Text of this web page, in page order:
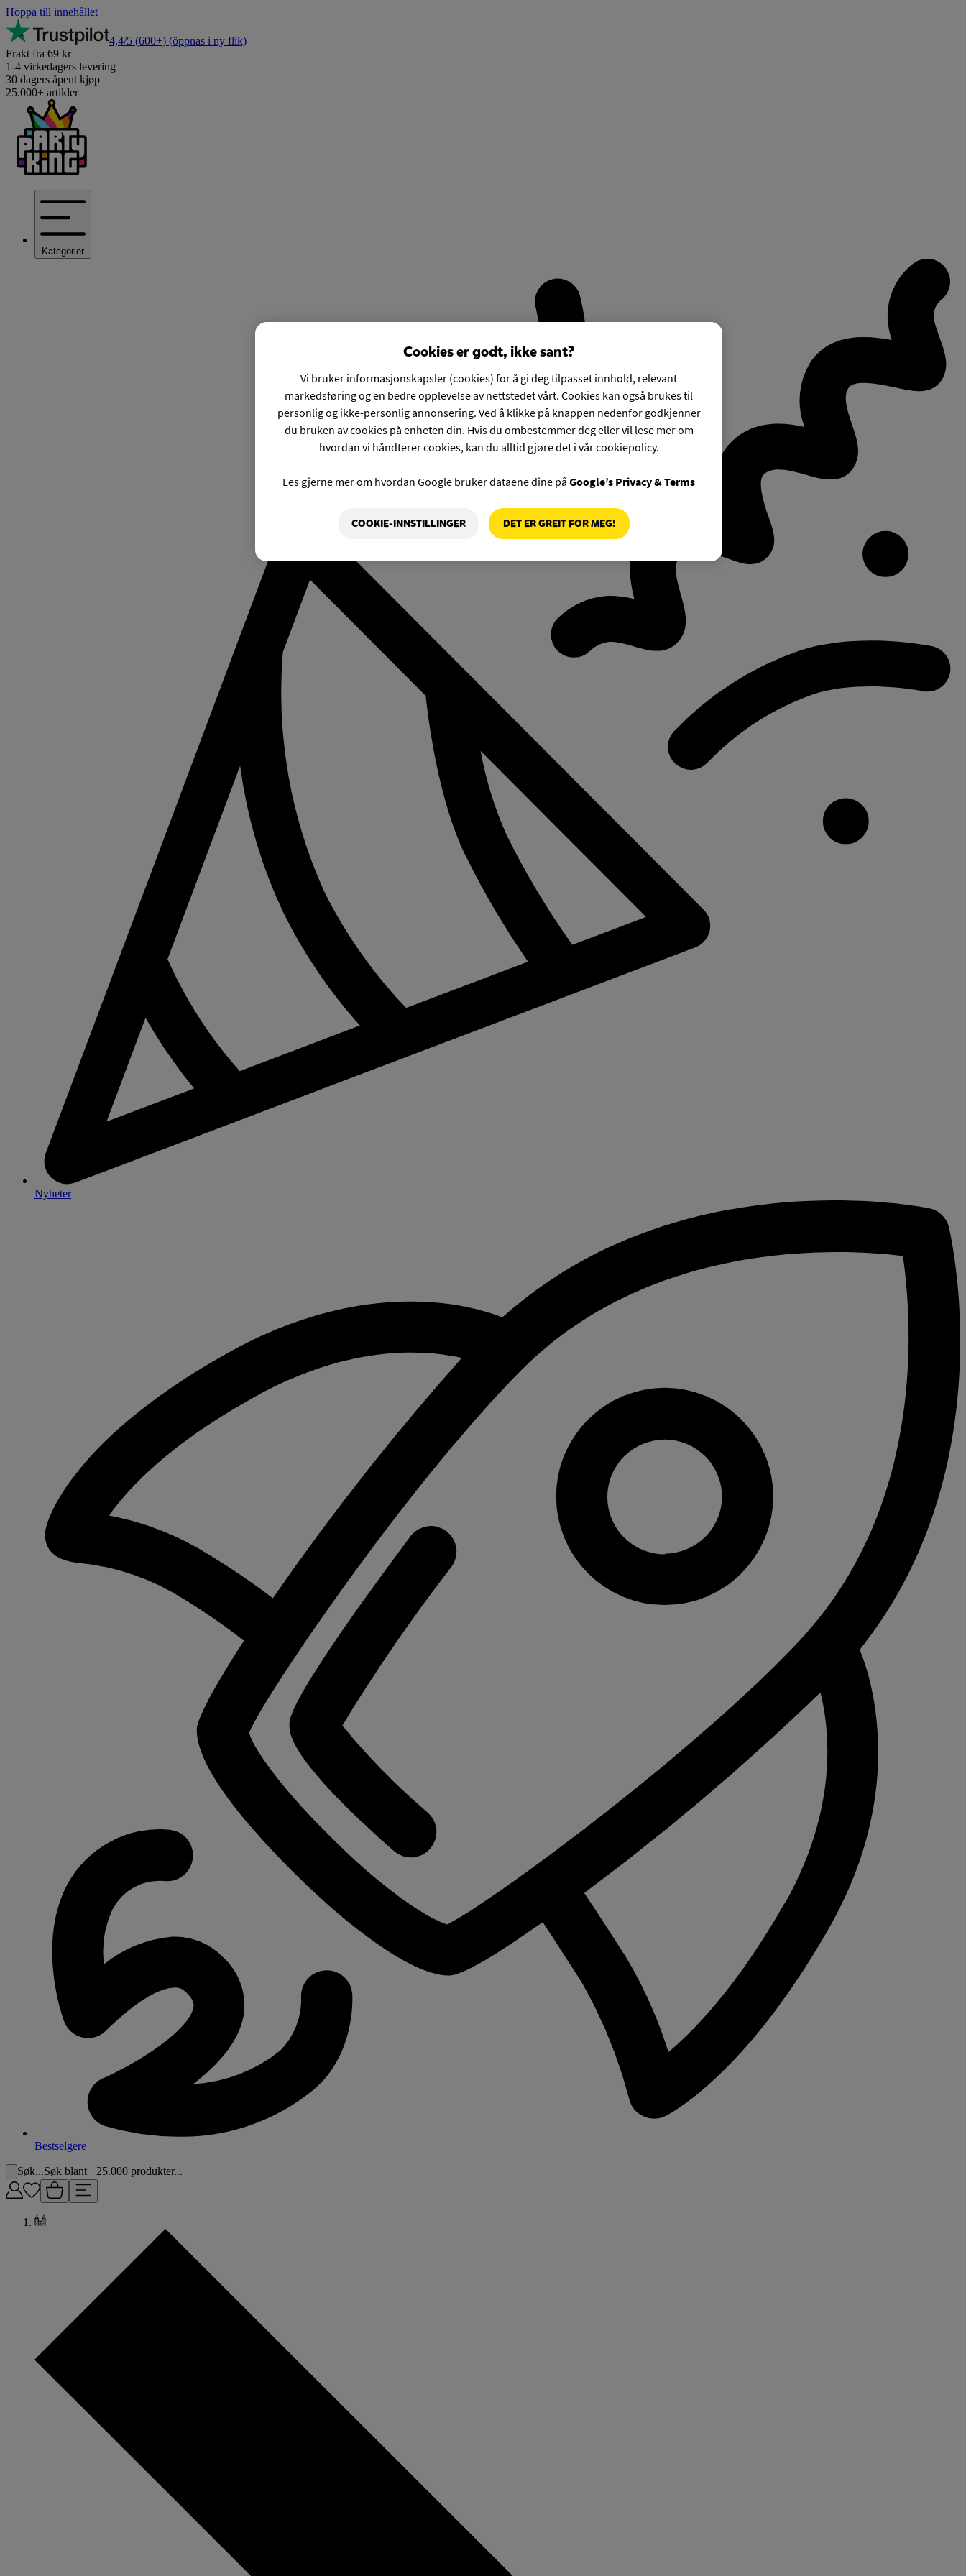
Hoppa till innehållet
4,4/5 (600+) (öppnas i ny flik)
Frakt fra 69 kr
1-4 virkedagers levering
30 dagers åpent kjøp
25.000+ artikler
Kategorier
Nyheter
Bestselgere
Søk...Søk blant +25.000 produkter...
Cookies er godt, ikke sant?
Vi bruker informasjonskapsler (cookies) for å gi deg tilpasset innhold, relevant
markedsføring og en bedre opplevelse av nettstedet vårt. Cookies kan også brukes til
personlig og ikke-personlig annonsering. Ved å klikke på knappen nedenfor godkjenner
du bruken av cookies på enheten din. Hvis du ombestemmer deg eller vil lese mer om
hvordan vi håndterer cookies, kan du alltid gjøre det i vår cookiepolicy.
Les gjerne mer om hvordan Google bruker dataene dine på Google’s Privacy & Terms
COOKIE-INNSTILLINGER DET ER GREIT FOR MEG!